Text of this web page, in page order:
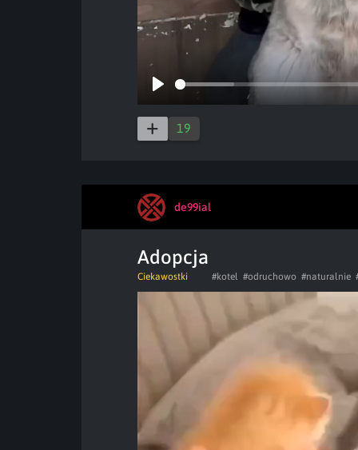
19
de99ial
Adopcja
Ciekawostki #kotel #odruchowo #naturalnie